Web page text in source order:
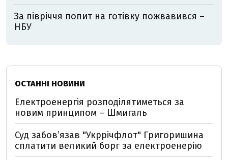
За півріччя попит на готівку пожвавився –
НБУ
ОСТАННІ НОВИНИ
Електроенергія розподілятиметься за
новим принципом – Шмигаль
Суд забов’язав "Укррічфлот" Григоришина
сплатити великий борг за електроенерію